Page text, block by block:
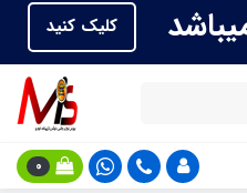
کلیک کنید
0